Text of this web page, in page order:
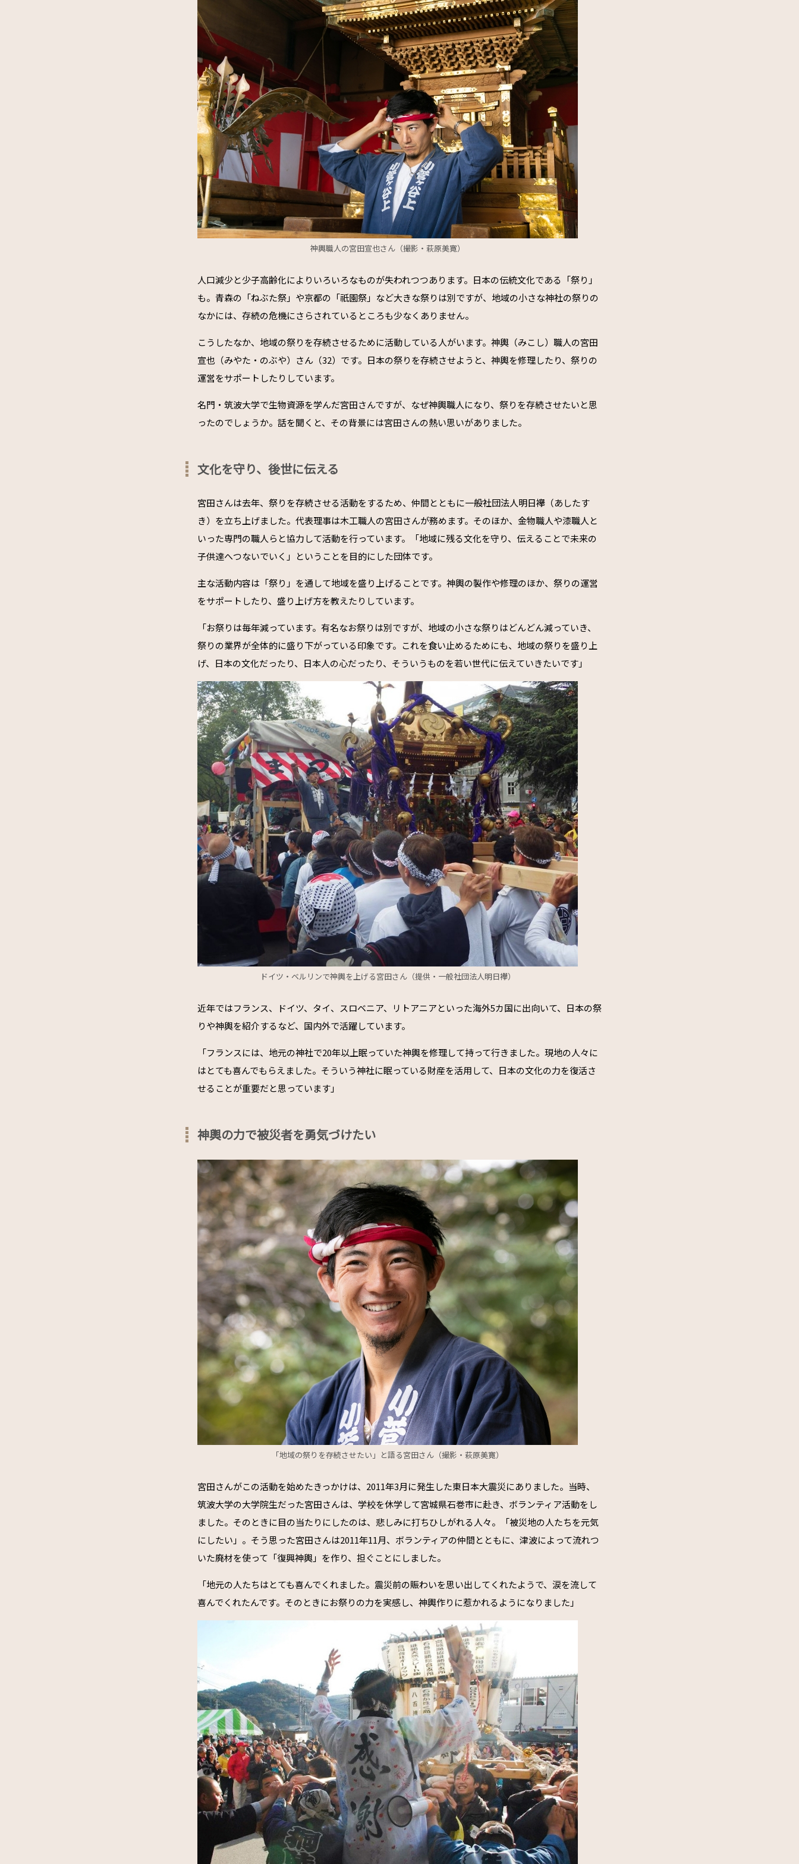
神輿職人の宮田宣也さん（撮影・萩原美寛）
人口減少と少子高齢化によりいろいろなものが失われつつあります。日本の伝統文化である「祭り」
も――。青森の「ねぶた祭」や京都の「祇園祭」など大きな祭りは別ですが、地域の小さな神社の祭りの
なかには、存続の危機にさらされているところも少なくありません。
こうしたなか、地域の祭りを存続させるために活動している人がいます。神輿（みこし）職人の宮田
宣也（みやた・のぶや）さん（32）です。日本の祭りを存続させようと、神輿を修理したり、祭りの
運営をサポートしたりしています。
名門・筑波大学で生物資源を学んだ宮田さんですが、なぜ神輿職人になり、祭りを存続させたいと思
ったのでしょうか。話を聞くと、その背景には宮田さんの熱い思いがありました。
文化を守り、後世に伝える
宮田さんは去年、祭りを存続させる活動をするため、仲間とともに一般社団法人明日襷（あしたす
き）を立ち上げました。代表理事は木工職人の宮田さんが務めます。そのほか、金物職人や漆職人と
いった専門の職人らと協力して活動を行っています。「地域に残る文化を守り、伝えることで未来の
子供達へつないでいく」ということを目的にした団体です。
主な活動内容は「祭り」を通して地域を盛り上げることです。神輿の製作や修理のほか、祭りの運営
をサポートしたり、盛り上げ方を教えたりしています。
「お祭りは毎年減っています。有名なお祭りは別ですが、地域の小さな祭りはどんどん減っていき、
祭りの業界が全体的に盛り下がっている印象です。これを食い止めるためにも、地域の祭りを盛り上
げ、日本の文化だったり、日本人の心だったり、そういうものを若い世代に伝えていきたいです」
ドイツ・ベルリンで神輿を上げる宮田さん（提供・一般社団法人明日襷）
近年ではフランス、ドイツ、タイ、スロベニア、リトアニアといった海外5カ国に出向いて、日本の祭
りや神輿を紹介するなど、国内外で活躍しています。
「フランスには、地元の神社で20年以上眠っていた神輿を修理して持って行きました。現地の人々に
はとても喜んでもらえました。そういう神社に眠っている財産を活用して、日本の文化の力を復活さ
せることが重要だと思っています」
神輿の力で被災者を勇気づけたい
「地域の祭りを存続させたい」と語る宮田さん（撮影・萩原美寛）
宮田さんがこの活動を始めたきっかけは、2011年3月に発生した東日本大震災にありました。当時、
筑波大学の大学院生だった宮田さんは、学校を休学して宮城県石巻市に赴き、ボランティア活動をし
ました。そのときに目の当たりにしたのは、悲しみに打ちひしがれる人々。「被災地の人たちを元気
にしたい」。そう思った宮田さんは2011年11月、ボランティアの仲間とともに、津波によって流れつ
いた廃材を使って「復興神輿」を作り、担ぐことにしました。
「地元の人たちはとても喜んでくれました。震災前の賑わいを思い出してくれたようで、涙を流して
喜んでくれたんです。そのときにお祭りの力を実感し、神輿作りに惹かれるようになりました」